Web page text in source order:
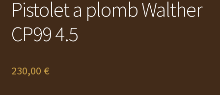
Pistolet a plomb Walther
CP99 4.5
230,00 €